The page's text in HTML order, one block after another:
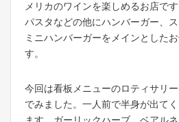
メリカのワインを楽しめるお店で
パスタなどの他にハンバーガー、ス
ミニハンバーガーをメインとした
す。
今回は看板メニューのロティサリ
でみました。一人前で半身が出て